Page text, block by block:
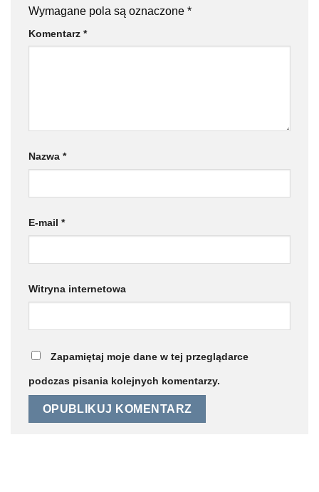
Wymagane pola są oznaczone *
Komentarz *
Nazwa *
E-mail *
Witryna internetowa
Zapamiętaj moje dane w tej przeglądarce
podczas pisania kolejnych komentarzy.